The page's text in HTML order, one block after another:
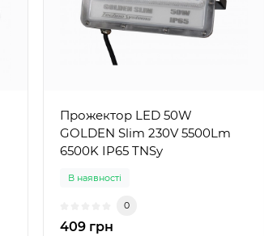
Прожектор LED 50W
GOLDEN Slim 230V 5500Lm
6500K IP65 TNSy
В наявності
0
409 грн